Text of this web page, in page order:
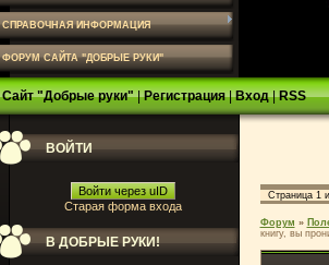
СПРАВОЧНАЯ ИНФОРМАЦИЯ
ФОРУМ САЙТА "ДОБРЫЕ РУКИ"
Сайт "Добрые руки"|Регистрация|Вход|RSS
ВОЙТИ
Войти через uID
Старая форма входа
В ДОБРЫЕ РУКИ!
Страница 1
Форум »
книгу, вы